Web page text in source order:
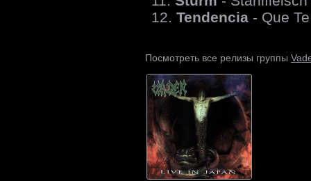
12. Tendencia - Que
Посмотреть все релизы группы